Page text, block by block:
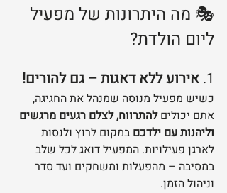
🎭 מה היתרונות של מפעיל
ליום הולדת?
1. אירוע ללא דאגות – גם להורים!
כשיש מפעיל מנוסה שמנהל את החגיגה,
אתם יכולים להתרווח, לצלם רגעים מרגשים
וליהנות עם ילדכם במקום לרוץ ולנסות
לארגן פעילויות. המפעיל דואג לכל שלב
במסיבה – מהפעלות ומשחקים ועד סדר
וניהול הזמן.